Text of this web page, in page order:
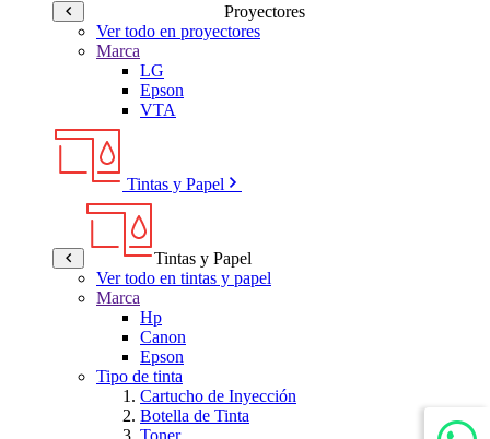
Proyectores
Ver todo en proyectores
Marca
LG
Epson
VTA
Tintas y Papel
Tintas y Papel
Ver todo en tintas y papel
Marca
Hp
Canon
Epson
Tipo de tinta
Cartucho de Inyección
Botella de Tinta
Toner